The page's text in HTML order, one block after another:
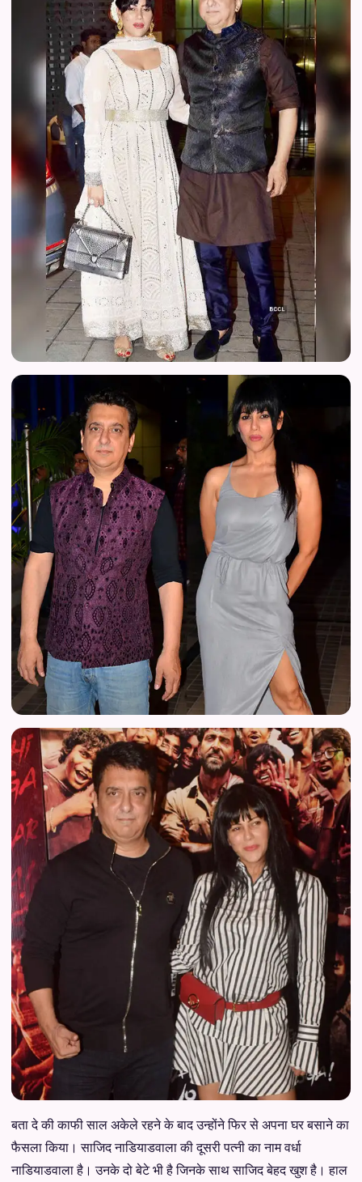
बता दे की काफी साल अकेले रहने के बाद उन्होंने फिर से अपना घर बसाने का
फैसला किया। साजिद नाडियाडवाला की दूसरी पत्नी का नाम वर्धा
नाडियाडवाला है। उनके दो बेटे भी है जिनके साथ साजिद बेहद खुश है। हाल